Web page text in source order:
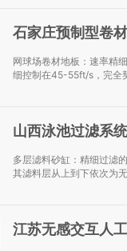
石家庄预制型卷
网球场卷材地板：速率精
细控制在45-55ft/s，完全
山西泳池过滤系
多层滤料砂缸：精细过滤
其滤料层从上到下依次为
江苏无感交互人